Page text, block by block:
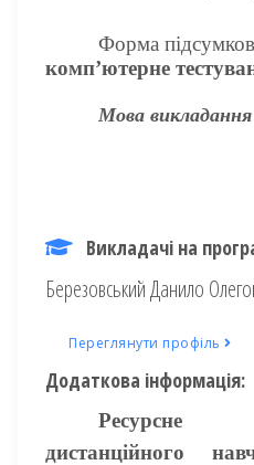
Форма
комп’ютерне
Мова викладання
Викладачі на
Березовський Данило
Переглянути профіль
Додаткова інформація:
Ресурсне
дистанційного